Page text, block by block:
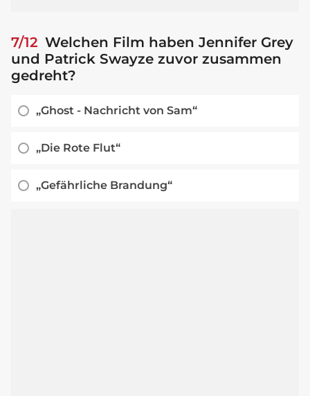
7/12 Welchen Film haben Jennifer Grey
und Patrick Swayze zuvor zusammen
gedreht?
„Ghost - Nachricht von Sam“
„Die Rote Flut“
„Gefährliche Brandung“